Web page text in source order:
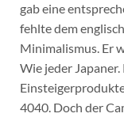
gab eine
fehlte dem
Minimalismus. Er
Wie jeder
4040. Doch der